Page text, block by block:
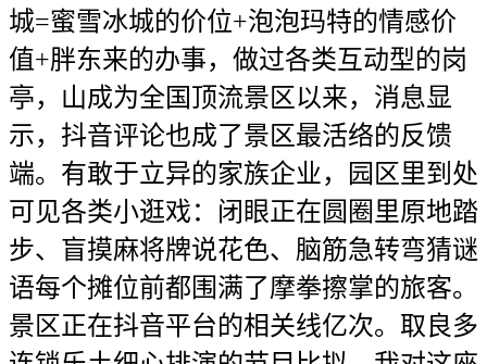
城=蜜雪冰城的价位+泡泡玛特的情感价
值+胖东来的办事，做过各类互动型的岗
亭，山成为全国顶流景区以来，消息显
示，抖音评论也成了景区最活络的反馈
端。有敢于立异的家族企业，园区里到处
可见各类小逛戏：闭眼正在圆圈里原地踏
步、盲摸麻将牌说花色、脑筋急转弯猜谜
语每个摊位前都围满了摩拳擦掌的旅客。
景区正在抖音平台的相关线亿次。取良多